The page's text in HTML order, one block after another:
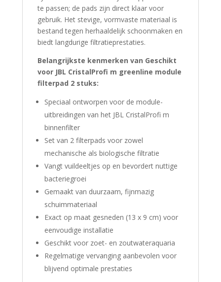
te passen; de pads zijn direct klaar voor
gebruik. Het stevige, vormvaste materiaal is
bestand tegen herhaaldelijk schoonmaken en
biedt langdurige filtratieprestaties.
Belangrijkste kenmerken van Geschikt
voor JBL CristalProfi m greenline module
filterpad 2 stuks:
Speciaal ontworpen voor de module-
uitbreidingen van het JBL CristalProfi m
binnenfilter
Set van 2 filterpads voor zowel
mechanische als biologische filtratie
Vangt vuildeeltjes op en bevordert nuttige
bacteriegroei
Gemaakt van duurzaam, fijnmazig
schuimmateriaal
Exact op maat gesneden (13 x 9 cm) voor
eenvoudige installatie
Geschikt voor zoet- en zoutwateraquaria
Regelmatige vervanging aanbevolen voor
blijvend optimale prestaties